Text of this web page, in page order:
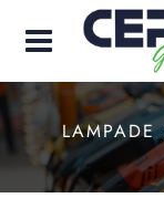
Open